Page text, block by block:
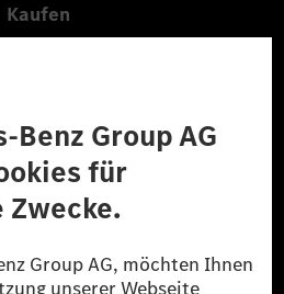
Kaufen
Oldtimer